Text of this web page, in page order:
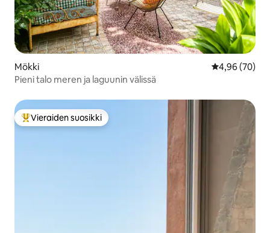
Mökki
4,96 (70)
Pieni talo meren ja laguunin välissä
Vieraiden suosikkien parhaimmistoa
Vieraiden suosikki